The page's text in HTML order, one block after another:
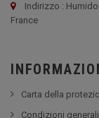
Indirizzo :
France
Carta della
Condizioni